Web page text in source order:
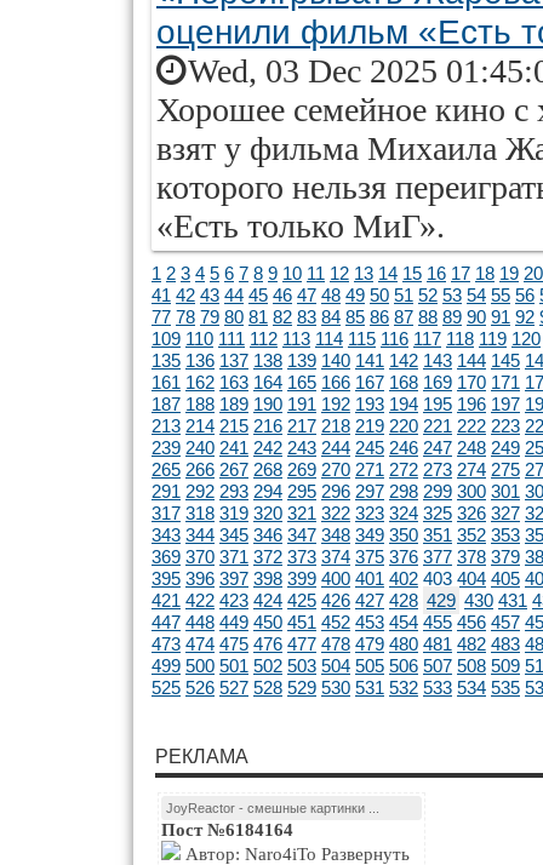
оценили фильм «Есть
Wed, 03 Dec 2025
Хорошее семейное кино
взят у фильма Михаила
которого нельзя
«Есть только МиГ».
1 2 3 4 5 6 7 8 9 10 11 12 13 14 15 16 17 18 19 20
41 42 43 44 45 46 47 48 49 50 51 52 53 54 55 56
77 78 79 80 81 82 83 84 85 86 87 88 89 90 91 92
109 110 111 112 113 114 115 116 117 118 119 120
135 136 137 138 139 140 141 142 143 144 145
161 162 163 164 165 166 167 168 169 170 171
187 188 189 190 191 192 193 194 195 196 197
213 214 215 216 217 218 219 220 221 222 223
239 240 241 242 243 244 245 246 247 248 249
265 266 267 268 269 270 271 272 273 274 275
291 292 293 294 295 296 297 298 299 300 301
317 318 319 320 321 322 323 324 325 326 327
343 344 345 346 347 348 349 350 351 352 353
369 370 371 372 373 374 375 376 377 378 379
395 396 397 398 399 400 401 402 403 404 405
421 422 423 424 425 426 427 428 429 430 431
447 448 449 450 451 452 453 454 455 456 457
473 474 475 476 477 478 479 480 481 482 483
499 500 501 502 503 504 505 506 507 508 509
525 526 527 528 529 530 531 532 533 534 535
РЕКЛАМА
JoyReactor - смешные картинки ...
Пост №6184164